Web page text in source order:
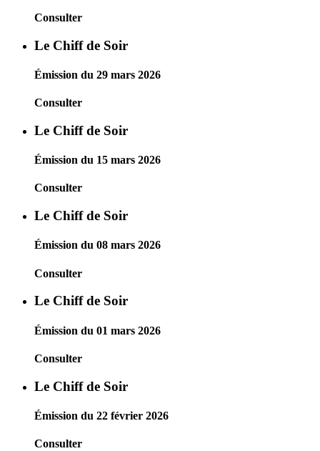
Consulter
Le Chiff de Soir
Émission du 29 mars 2026
Consulter
Le Chiff de Soir
Émission du 15 mars 2026
Consulter
Le Chiff de Soir
Émission du 08 mars 2026
Consulter
Le Chiff de Soir
Émission du 01 mars 2026
Consulter
Le Chiff de Soir
Émission du 22 février 2026
Consulter